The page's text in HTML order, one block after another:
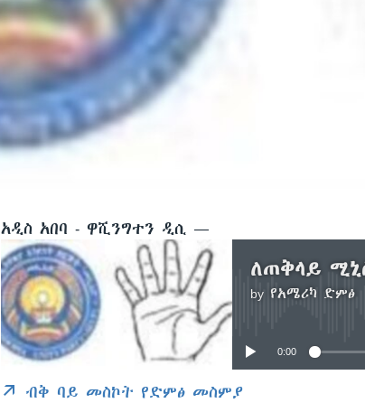
አዲስ አበባ - ዋሺንግተን ዲሲ —
by የአሜሪካ ድምፅ
No media source
0:00
ብቅ ባይ መስኮት የድምፅ መስምያ